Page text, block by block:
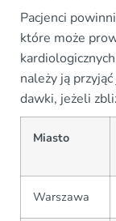
Pacjenci
które może
należy ją
dawki, jeżeli
Miasto
Warszawa